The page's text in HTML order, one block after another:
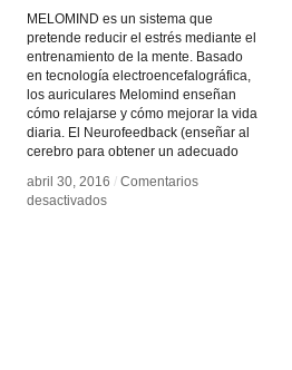
MELOMIND es un sistema que
pretende reducir el estrés mediante el
entrenamiento de la mente. Basado
en tecnología electroencefalográfica,
los auriculares Melomind enseñan
cómo relajarse y cómo mejorar la vida
diaria. El Neurofeedback (enseñar al
cerebro para obtener un adecuado
abril 30, 2016 / Comentarios
desactivadosen
abril 30, 2016 / Comentarios
desactivadosen